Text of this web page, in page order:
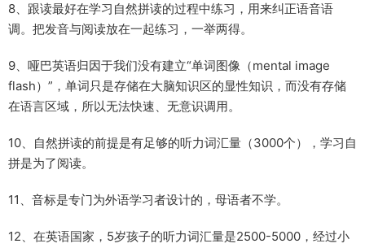
8、跟读最好在学习自然拼读的过程中练习，用来纠正语音语
调。把发音与阅读放在一起练习，一举两得。
9、哑巴英语归因于我们没有建立“单词图像（mental image
flash）”，单词只是存储在大脑知识区的显性知识，而没有存储
在语言区域，所以无法快速、无意识调用。
10、自然拼读的前提是有足够的听力词汇量（3000个），学习自
拼是为了阅读。
11、音标是专门为外语学习者设计的，母语者不学。
12、在英语国家，5岁孩子的听力词汇量是2500-5000，经过小